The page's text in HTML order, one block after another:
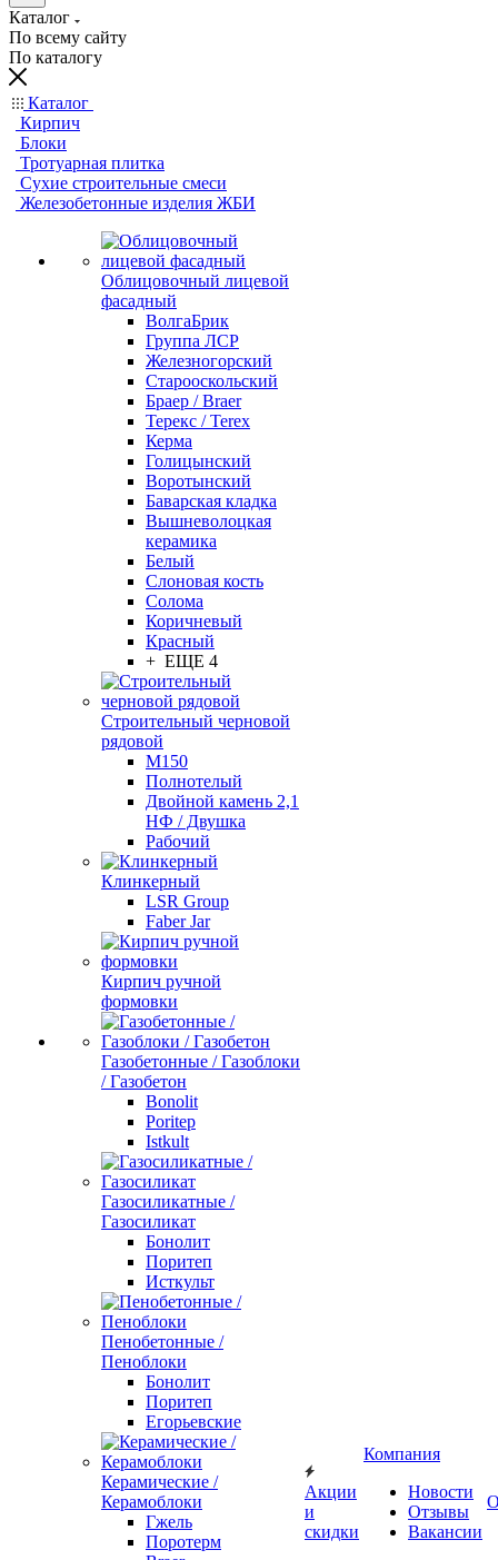
Каталог
По всему сайту
По каталогу
Каталог
Кирпич
Блоки
Тротуарная плитка
Сухие строительные смеси
Железобетонные изделия ЖБИ
Облицовочный лицевой
фасадный
ВолгаБрик
Группа ЛСР
Железногорский
Старооскольский
Браер / Braer
Терекс / Terex
Керма
Голицынский
Воротынский
Баварская кладка
Вышневолоцкая
керамика
Белый
Слоновая кость
Солома
Коричневый
Красный
+ ЕЩЕ 4
Строительный черновой
рядовой
М150
Полнотелый
Двойной камень 2,1
НФ / Двушка
Рабочий
Клинкерный
LSR Group
Faber Jar
Кирпич ручной
формовки
Газобетонные / Газоблоки
/ Газобетон
Bonolit
Poritep
Istkult
Газосиликатные /
Газосиликат
Бонолит
Поритеп
Исткульт
Пенобетонные /
Пеноблоки
Бонолит
Поритеп
Егорьевские
Керамические /
Керамоблоки
Гжель
Поротерм
Акции
и
скидки
Компания
Новости
Отзывы
Вакансии